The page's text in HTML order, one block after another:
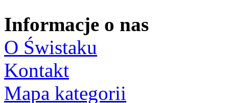
Informacje o nas
O Świstaku
Kontakt
Mapa kategorii